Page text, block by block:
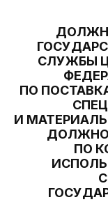
СЛУЖБЫ
ПО
И
ПО